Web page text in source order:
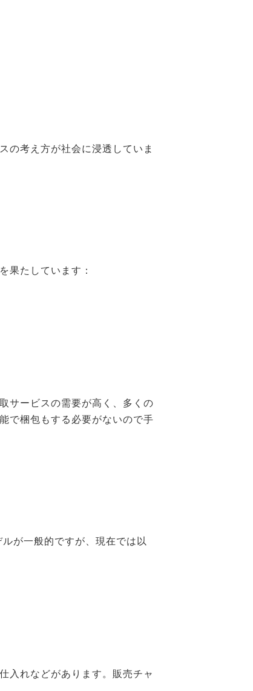
の考え方が社会に浸透していま
果たしています：
サービスの需要が高く、多くの
で梱包もする必要がないので手
が一般的ですが、現在では以
入れなどがあります。販売チャ